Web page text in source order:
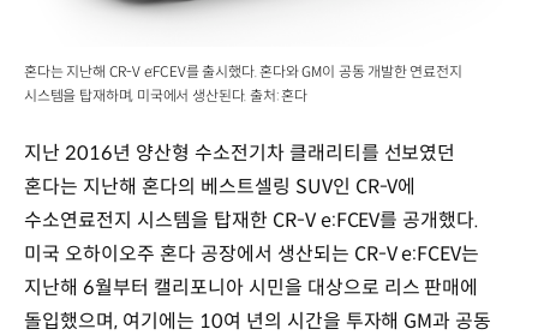
혼다는 지난해 CR-V e:FCEV를 출시했다. 혼다와 GM이 공동 개발한 연료전지
시스템을 탑재하며, 미국에서 생산된다. 출처: 혼다
지난 2016년 양산형 수소전기차 클래리티를 선보였던
혼다는 지난해 혼다의 베스트셀링 SUV인 CR-V에
수소연료전지 시스템을 탑재한 CR-V e:FCEV를 공개했다.
미국 오하이오주 혼다 공장에서 생산되는 CR-V e:FCEV는
지난해 6월부터 캘리포니아 시민을 대상으로 리스 판매에
돌입했으며, 여기에는 10여 년의 시간을 투자해 GM과 공동